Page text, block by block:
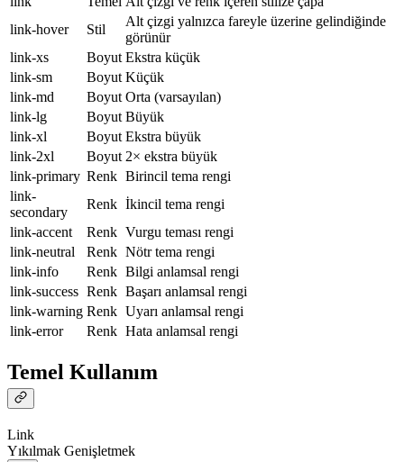
link-hover
Stil
Alt çizgi yalnızca fareyle üzerine gelindiğinde
görünür
link-xs
Boyut Ekstra küçük
link-sm
Boyut Küçük
link-md
Boyut Orta (varsayılan)
link-lg
Boyut Büyük
link-xl
Boyut Ekstra büyük
link-2xl
Boyut 2× ekstra büyük
link-primary Renk Birincil tema rengi
link-
secondary
Renk İkincil tema rengi
link-accent
Renk Vurgu teması rengi
link-neutral
Renk Nötr tema rengi
link-info
Renk Bilgi anlamsal rengi
link-success Renk Başarı anlamsal rengi
link-warning Renk Uyarı anlamsal rengi
link-error
Renk Hata anlamsal rengi
Temel Kullanım
Link
Yıkılmak Genişletmek